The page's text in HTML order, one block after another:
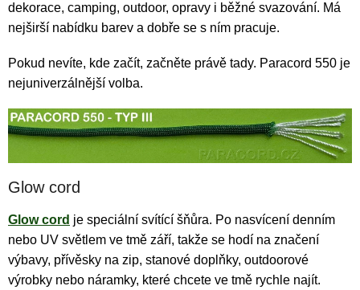
dekorace, camping, outdoor, opravy i běžné svazování. Má
nejširší nabídku barev a dobře se s ním pracuje.
Pokud nevíte, kde začít, začněte právě tady. Paracord 550 je
nejuniverzálnější volba.
Glow cord
Glow cord je speciální svítící šňůra. Po nasvícení denním
nebo UV světlem ve tmě září, takže se hodí na značení
výbavy, přívěsky na zip, stanové doplňky, outdoorové
výrobky nebo náramky, které chcete ve tmě rychle najít.